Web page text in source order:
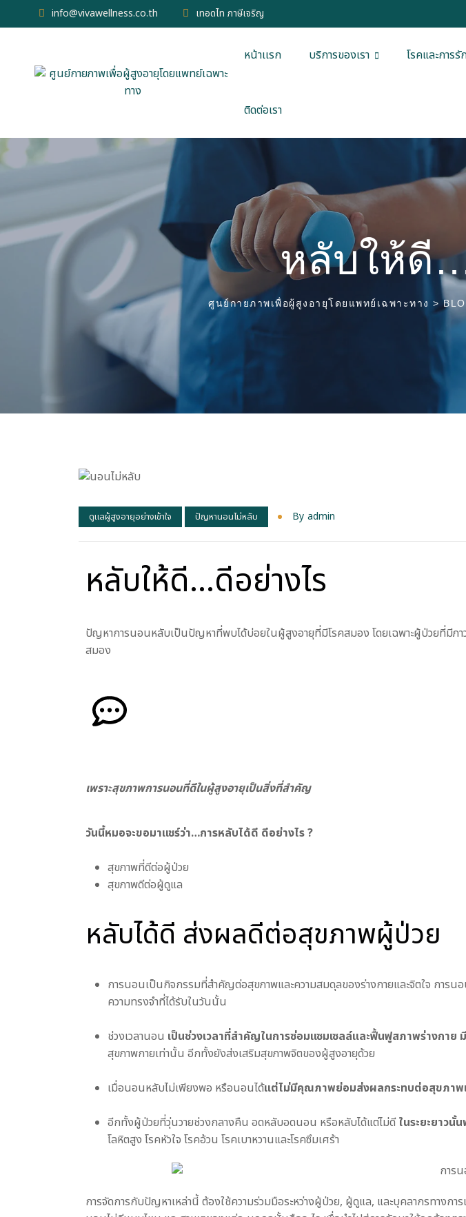
info@vivawellness.co.th เทอดไท ภาษีเจริญ
หน้าเเรก บริการของเรา โรคและการรั
ติดต่อเรา
หลับให้ดี
ศูนย์กายภาพเพื่อผู้สูงอายุโดยแพทย์เฉพาะทาง >
ดูแลผู้สูงอายุอย่างเข้าใจ ปัญหานอนไม่หลับ By Admin
หลับให้ดี...ดีอย่างไร
ปัญหาการนอนหลับเป็นปัญหาที่พบได้บ่อยในผู้สูงอายุที่มีโรคสมอง โดยเฉพาะผู้ป่วยที่มี
สมอง
เพราะสุขภาพการนอนที่ดีในผู้สูงอายุเป็นสิ่งที่สำคัญ
วันนี้หมอจะขอมาแชร์ว่า…การหลับได้ดี ดีอย่างไร ?
สุขภาพที่ดีต่อผู้ป่วย
สุขภาพดีต่อผู้ดูแล
หลับได้ดี ส่งผลดีต่อสุขภาพผู้ป่วย
การนอนเป็นกิจกรรมที่สำคัญต่อสุขภาพและความสมดุลของร่างกายและจิตใจ การ
ความทรงจำที่ได้รับในวันนั้น
ช่วงเวลานอน เป็นช่วงเวลาที่สำคัญในการซ่อมแซมเซลล์และฟื้นฟูสภาพร่างกา
สุขภาพกายเท่านั้น อีกทั้งยังส่งเสริมสุขภาพจิตของผู้สูงอายุด้วย
เมื่อนอนหลับไม่เพียงพอ หรือนอนได้แต่ไม่มีคุณภาพย่อมส่งผลกระทบต่อสุขภาพ
อีกทั้งผู้ป่วยที่วุ่นวายช่วงกลางคืน อดหลับอดนอน หรือหลับได้แต่ไม่ดีในระยะยาวนั้
โลหิตสูง โรคหัวใจ โรคอ้วน โรคเบาหวานและโรคซึมเศร้า
การจัดการกับปัญหาเหล่านี้ ต้องใช้ความร่วมมือระหว่างผู้ป่วย, ผู้ดูแล, และบุคลากรทา